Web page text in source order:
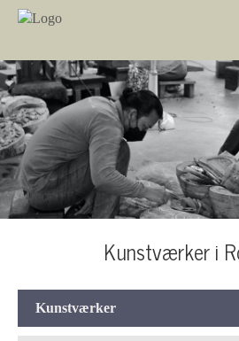
Kunstværker i
Kunstværker